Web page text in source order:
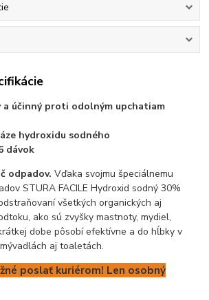
a účinný proti odolným upchatiam
hydroxidu sodného
dávok
odpadov.Vďaka svojmu špeciálnemu
STURA FACILE Hydroxid sodný 30%
všetkých organických aj
ako sú zvyšky mastnoty, mydiel,
dobe pôsobí efektívne a do hĺbky v
aj toaletách.
poslať kuriérom! Len osobný